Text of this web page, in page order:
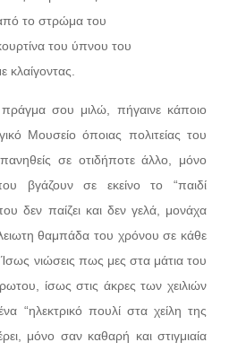
το στρώμα του
του ύπνου του
κλαίγοντας.
πράγμα σου μιλώ, πήγαινε κάποιο
Μουσείο όποιας πολιτείας του
σε οτιδήποτε άλλο, μόνο
βγάζουν σε εκείνο το “παιδί
δεν παίζει και δεν γελά, μονάχα
θαμπάδα του χρόνου σε κάθε
νιώσεις πως μες στα μάτια του
ίσως στις άκρες των χειλιών
“ηλεκτρικό πουλί στα χείλη της
μόνο σαν καθαρή και στιγμιαία